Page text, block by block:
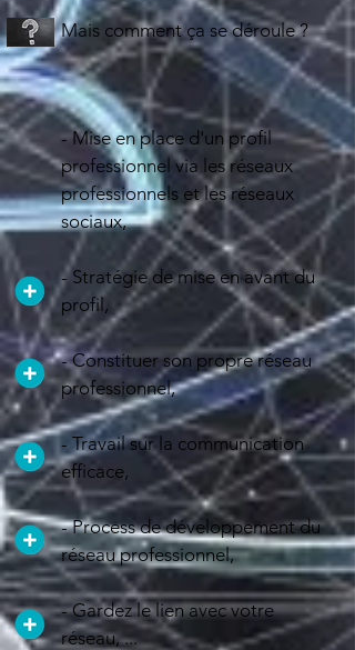
Mais comment ça se déroule ?
- Mise en place d'un profil
professionnel via les réseaux
professionnels et les réseaux
sociaux,
- Stratégie de mise en avant du
profil,
- Constituer son propre réseau
professionnel,
- Travail sur la communication
efficace,
- Process de développement du
réseau professionnel,
- Gardez le lien avec votre
réseau, ...